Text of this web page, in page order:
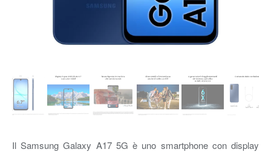
Il Samsung Galaxy A17 5G è uno smartphone con display